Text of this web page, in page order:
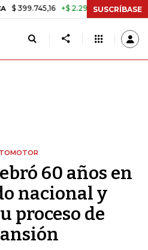
+$ 2.295,71 +0,58% TASA
SUSCRÍBASE
60 años en
nacional y
proceso de